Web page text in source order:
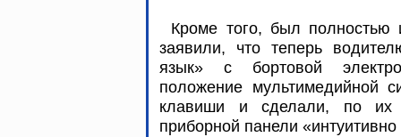
Кроме того, был полностью
заявили, что теперь
язык» с бортовой
положение мультимедийной
клавиши и сделали, по их
приборной панели